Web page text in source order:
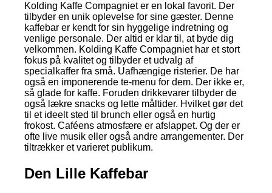
Kolding Kaffe Compagniet er en lokal favorit. Der
tilbyder en unik oplevelse for sine gæster. Denne
kaffebar er kendt for sin hyggelige indretning og
venlige personale. Der altid er klar til, at byde dig
velkommen. Kolding Kaffe Compagniet har et stort
fokus på kvalitet og tilbyder et udvalg af
specialkaffer fra små. Uafhængige risterier. De har
også en imponerende te-menu for dem. Der ikke er,
så glade for kaffe. Foruden drikkevarer tilbyder de
også lækre snacks og lette måltider. Hvilket gør det
til et ideelt sted til brunch eller også en hurtig
frokost. Caféens atmosfære er afslappet. Og der er
ofte live musik eller også andre arrangementer. Der
tiltrækker et varieret publikum.
Den Lille Kaffebar